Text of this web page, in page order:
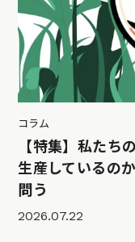
コラム
【特集】私たち
生産しているの
問う
2026.07.22